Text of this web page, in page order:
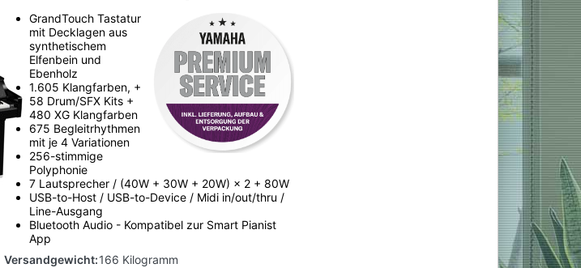
GrandTouch Tastatur
mit Decklagen aus
synthetischem
Elfenbein und
Ebenholz
1.605 Klangfarben, +
58 Drum/SFX Kits +
480 XG Klangfarben
675 Begleitrhythmen
mit je 4 Variationen
256-stimmige
Polyphonie
7 Lautsprecher / (40W + 30W + 20W) × 2 + 80W
USB-to-Host / USB-to-Device / Midi in/out/thru /
Line-Ausgang
Bluetooth Audio - Kompatibel zur Smart Pianist
App
Versandgewicht:166 Kilogramm